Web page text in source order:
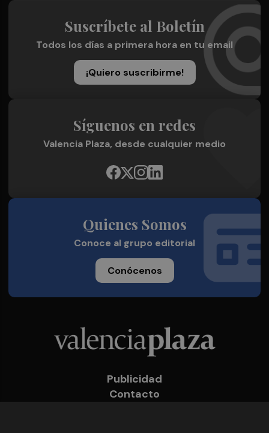
Suscríbete al Boletín
Todos los días a primera hora en tu email
¡Quiero suscribirme!
Síguenos en redes
Valencia Plaza, desde cualquier medio
Quienes Somos
Conoce al grupo editorial
Conócenos
Publicidad
Contacto